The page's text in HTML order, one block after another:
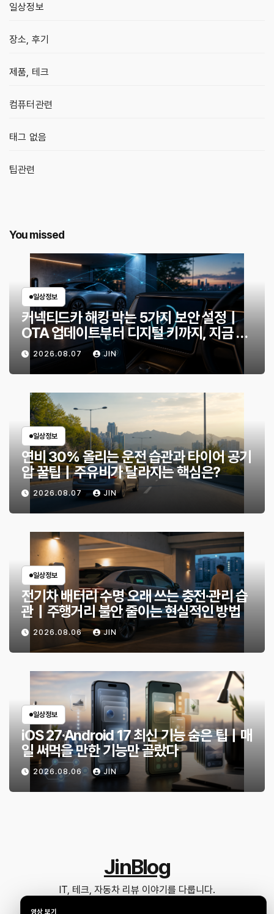
일상정보
장소, 후기
제품, 테크
컴퓨터관련
태그 없음
팁관련
You missed
일상정보
커넥티드카 해킹 막는 5가지 보안 설정｜
OTA 업데이트부터 디지털 키까지, 지금 확
인할 것은?
2026.08.07 JIN
일상정보
연비 30% 올리는 운전 습관과 타이어 공기
압 꿀팁｜주유비가 달라지는 핵심은?
2026.08.07 JIN
일상정보
전기차 배터리 수명 오래 쓰는 충전·관리 습
관｜주행거리 불안 줄이는 현실적인 방법
2026.08.06 JIN
일상정보
iOS 27·Android 17 최신 기능 숨은 팁｜매
일 써먹을 만한 기능만 골랐다
2026.08.06 JIN
JinBlog
IT, 테크, 자동차 리뷰 이야기를 다룹니다.